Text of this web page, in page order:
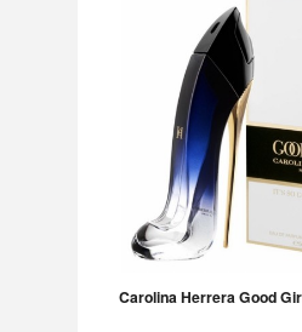
Carolina Herrera Good